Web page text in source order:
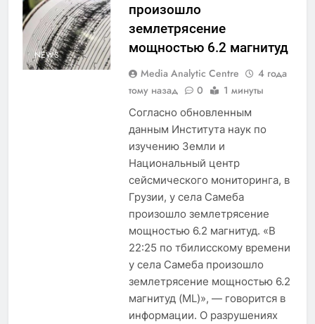
NEWS
произошло
землетрясение
мощностью 6.2 магнитуд
Media Analytic Centre
4 года
тому назад
0 1 минуты
Согласно обновленным
данным Института наук по
изучению Земли и
Национальный центр
сейсмического мониторинга, в
Грузии, у села Самеба
произошло землетрясение
мощностью 6.2 магнитуд. «В
22:25 по тбилисскому времени
у села Самеба произошло
землетрясение мощностью 6.2
магнитуд (ML)», — говорится в
информации. О разрушениях